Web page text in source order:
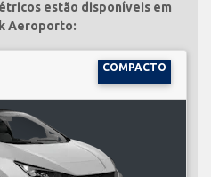
estão disponíveis em
Aeroporto:
COMPACTO